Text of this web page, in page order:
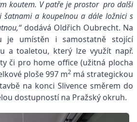
koutem. V patře je prostor pro další
šatnami a koupelnou a dále ložnici s
dodává Oldřich Oubrecht. Na
je umístěn i samostatně stojící
a toaletou, který lze využít např.
či pro home office (užitná plocha
ploše 997 m2 má strategickou
na konci Slivence směrem do
dostupností na Pražský okruh.